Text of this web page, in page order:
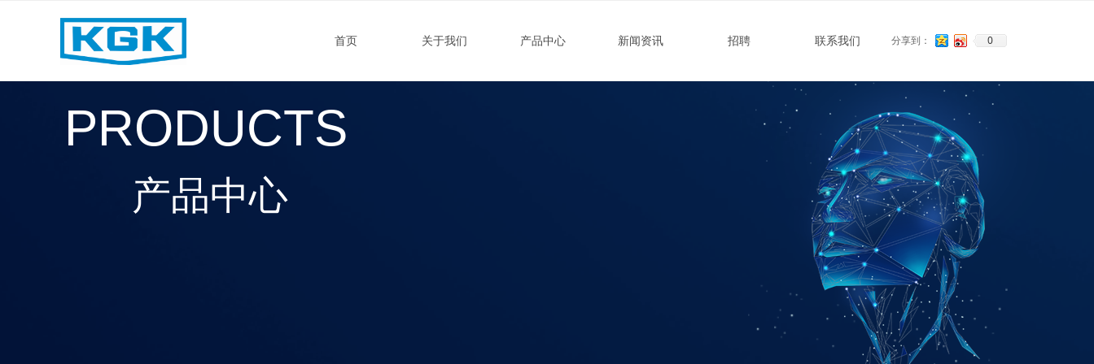
PRODUCTS
产品中心
首页 关于我们 产品中心 新闻资讯 招聘 联系我们 分享到： 0